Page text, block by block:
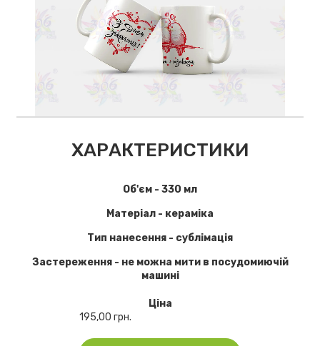
ХАРАКТЕРИСТИКИ
Об'єм - 330 мл
Матеріал - кераміка
Тип нанесення - сублімація
Застереження - не можна мити в посудомиючій
машині
Ціна
195,00 грн.